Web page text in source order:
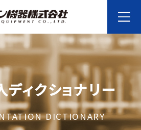
ディクショナリー
DICTIONARY